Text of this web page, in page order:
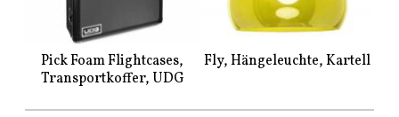
Pick Foam Flightcases,
Transportkoffer, UDG
Fly, Hängeleuchte, Kartell